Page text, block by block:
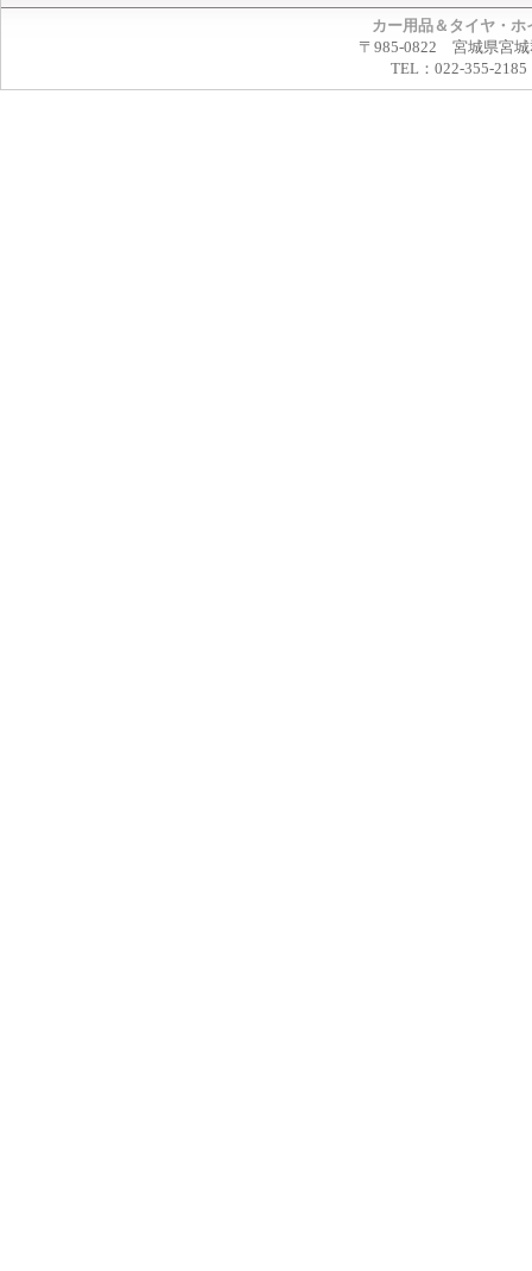
カー用品＆タイヤ・
〒985-0822 宮城県宮城
TEL：022-355-